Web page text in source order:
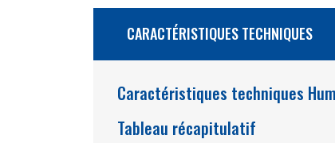
CARACTÉRISTIQUES TECHNIQUES
Caractéristiques techniques
Tableau récapitulatif